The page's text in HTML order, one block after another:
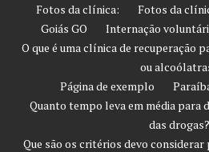
Fotos da clínica:
Fotos da
Goiás GO
Internação
O que é uma clínica de recuperação
ou
Página de exemplo
Quanto tempo leva em média para
das drogas?
Que são os critérios devo